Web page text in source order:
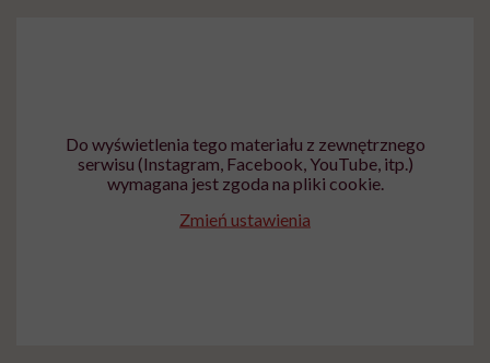
Do wyświetlenia tego materiału z zewnętrznego
serwisu (Instagram, Facebook, YouTube, itp.)
wymagana jest zgoda na pliki cookie.
Zmień ustawienia